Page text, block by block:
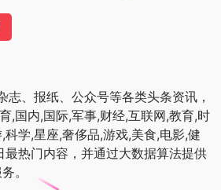
志、报纸、公众号等各类头条资讯，
,国内,国际,军事,财经,互联网,教育,时
科学,星座,奢侈品,游戏,美食,电影,健
最热门内容，并通过大数据算法提供
。